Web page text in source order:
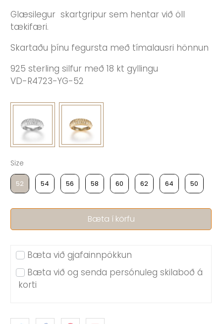
Glæsilegur skartgripur sem hentar við öll
tækifæri.
Skartaðu þínu fegursta með tímalausri hönnun
925 sterling silfur með 18 kt gyllingu
VD-R4723-YG-52
Size
52 54 56 58 60 62 64 50
Bæta í körfu
Bæta við gjafainnpökkun
Bæta við og senda persónuleg skilaboð á
korti